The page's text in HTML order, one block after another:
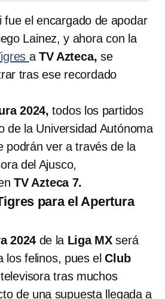
fue el encargado de apodar
Lainez, y ahora con la
aTV Azteca, se
tras ese recordado
2024,todos los partidos
de la Universidad Autónoma
podrán ver a través de la
del Ajusco,
TV Azteca 7.
para el Apertura
2024 de la Liga MXserá
los felinos, pues elClub
tras muchos
de una supuesta llegada a